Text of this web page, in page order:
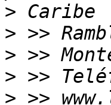
>
>
>
>
>